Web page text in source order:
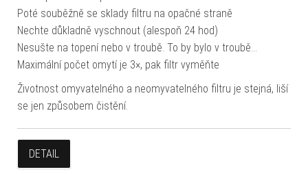
Poté souběžně se sklady filtru na opačné straně
Nechte důkladně vyschnout (alespoň 24 hod)
Nesušte na topení nebo v troubě. To by bylo v troubě…
Maximální počet omytí je 3×, pak filtr vyměňte
Životnost omyvatelného a neomyvatelného filtru je stejná, liší
se jen způsobem čistění.
DETAIL